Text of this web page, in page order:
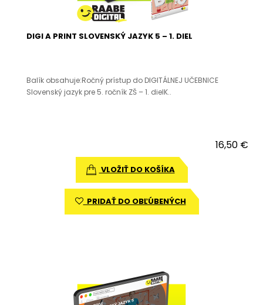
DIGI A PRINT SLOVENSKÝ JAZYK 5 – 1. DIEL
Balík obsahuje:Ročný prístup do DIGITÁLNEJ UČEBNICE
Slovenský jazyk pre 5. ročník ZŠ – 1. dielK..
16,50 €
VLOŽIŤ DO KOŠÍKA
PRIDAŤ DO OBĽÚBENÝCH